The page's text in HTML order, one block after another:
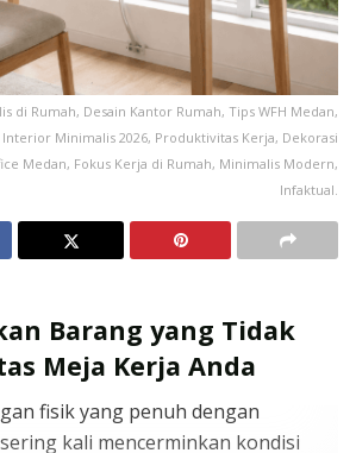
di Rumah, Desain Kantor Rumah, Tips WFH Medan,
Minimalis 2026, Produktivitas Kerja, Dekorasi
Medan, Fokus Kerja di Rumah, Minimalis Modern,
Infaktual.
Barang yang Tidak
Meja Kerja Anda
fisik yang penuh dengan
kali mencerminkan kondisi